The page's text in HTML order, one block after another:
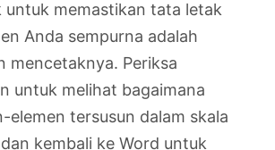
untuk memastikan tata letak
Anda sempurna adalah
mencetaknya. Periksa
untuk melihat bagaimana
elemen tersusun dalam skala
kembali ke Word untuk